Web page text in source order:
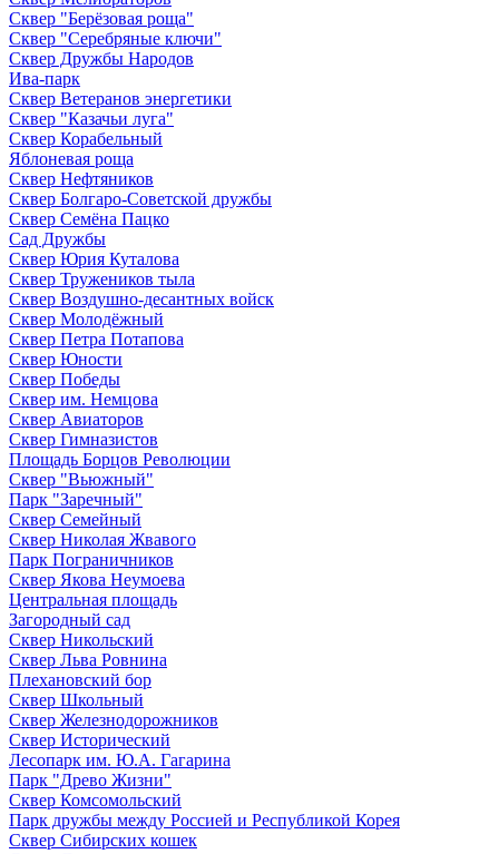
Сквер "Берёзовая роща"
Сквер "Серебряные ключи"
Сквер Дружбы Народов
Ива-парк
Сквер Ветеранов энергетики
Сквер "Казачьи луга"
Сквер Корабельный
Яблоневая роща
Сквер Нефтяников
Сквер Болгаро-Советской дружбы
Сквер Семёна Пацко
Сад Дружбы
Сквер Юрия Куталова
Сквер Тружеников тыла
Сквер Воздушно-десантных войск
Сквер Молодёжный
Сквер Петра Потапова
Сквер Юности
Сквер Победы
Сквер им. Немцова
Сквер Авиаторов
Сквер Гимназистов
Площадь Борцов Революции
Сквер "Вьюжный"
Парк "Заречный"
Сквер Семейный
Сквер Николая Жвавого
Парк Пограничников
Сквер Якова Неумоева
Центральная площадь
Загородный сад
Сквер Никольский
Сквер Льва Ровнина
Плехановский бор
Сквер Школьный
Сквер Железнодорожников
Сквер Исторический
Лесопарк им. Ю.А. Гагарина
Парк "Древо Жизни"
Сквер Комсомольский
Парк дружбы между Россией и Республикой Корея
Сквер Сибирских кошек